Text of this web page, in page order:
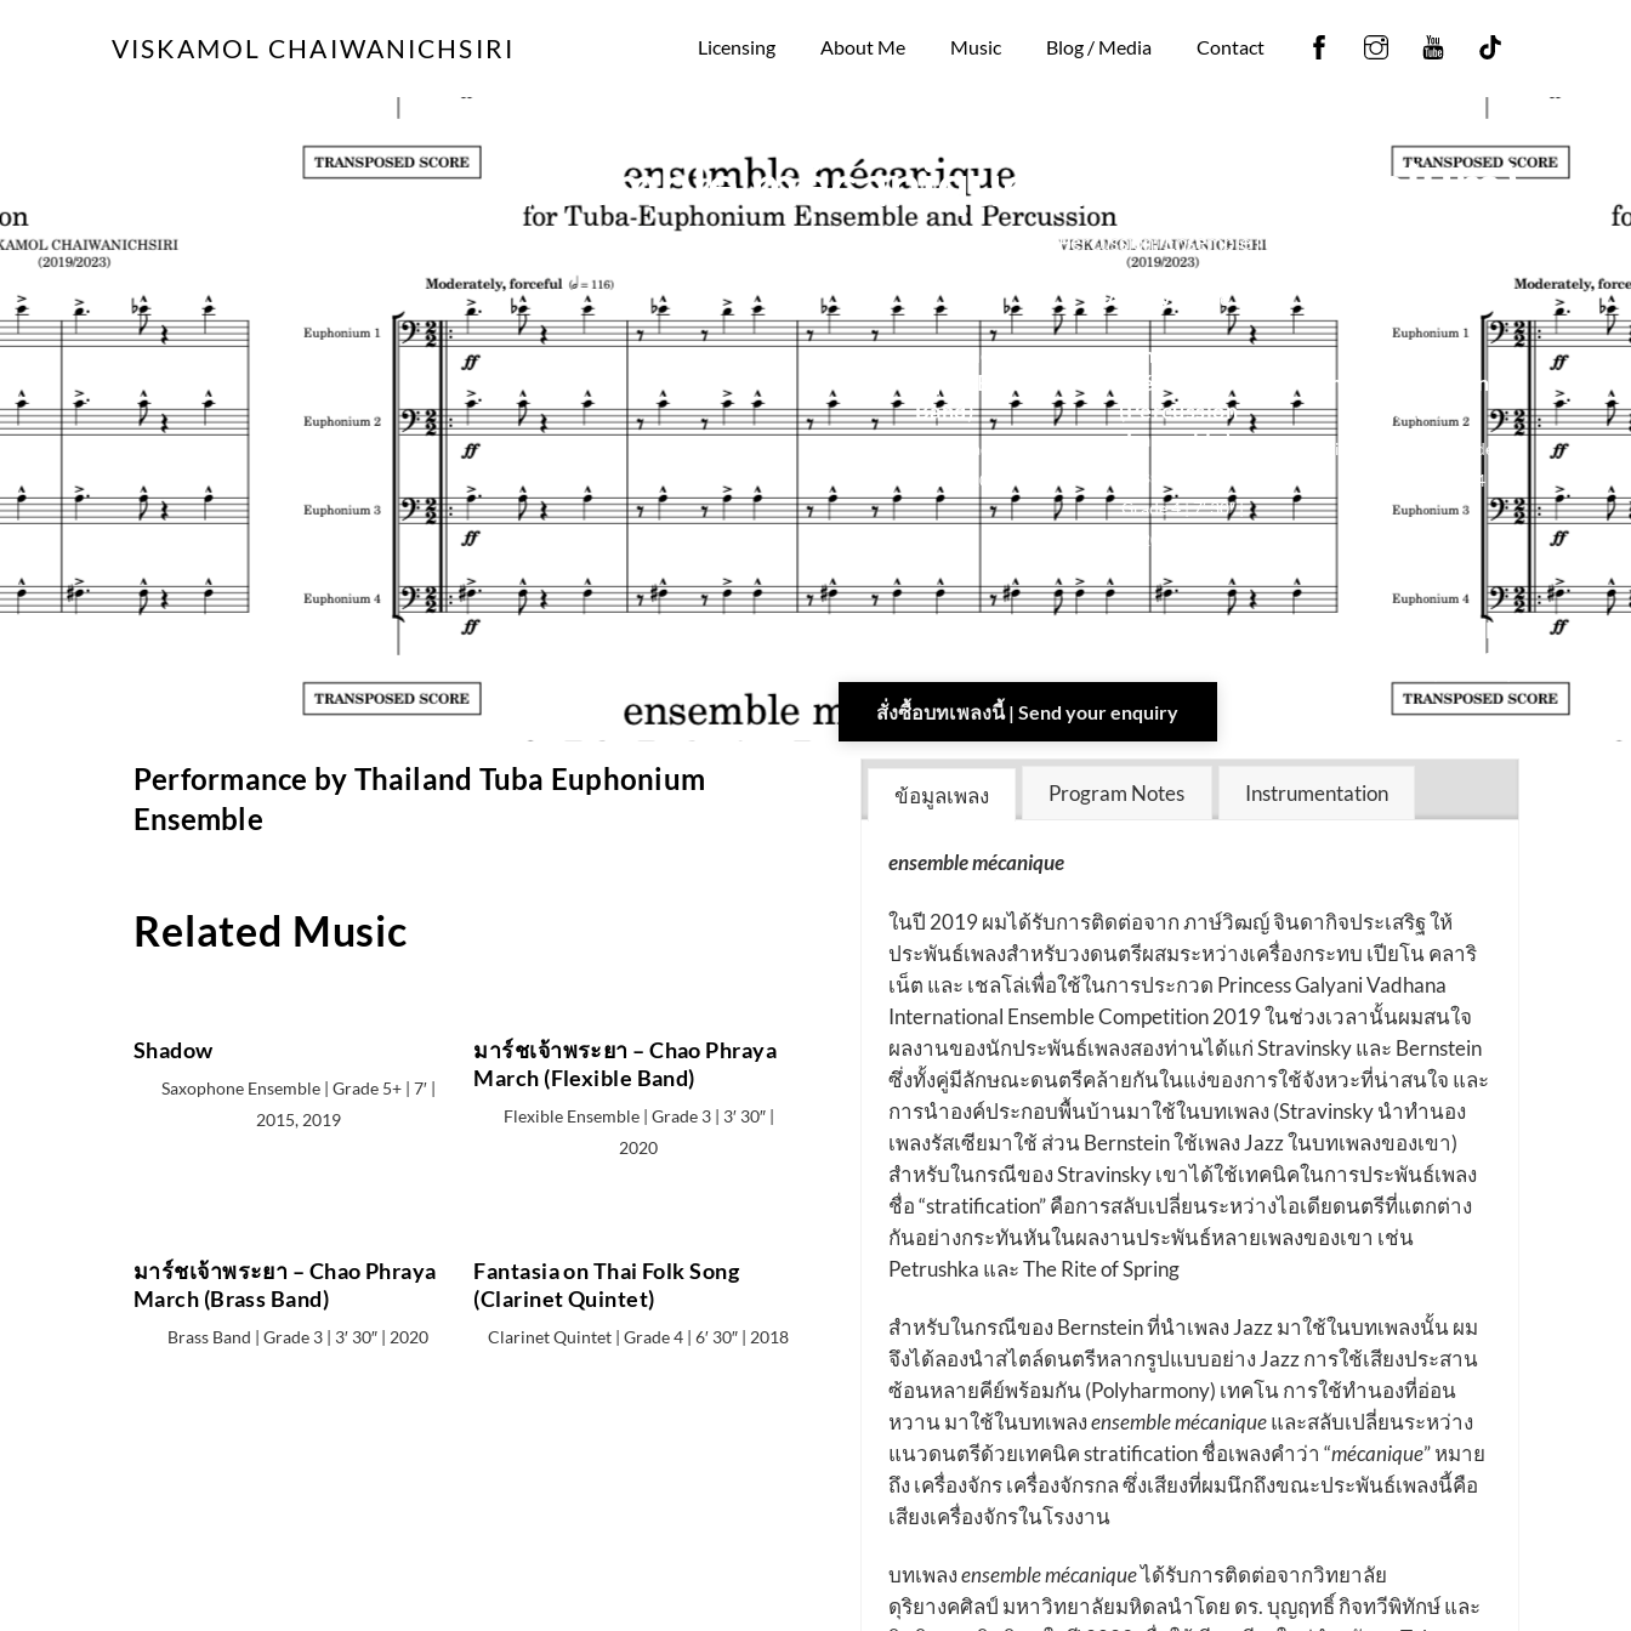
VISKAMOL CHAIWANICHSIRI FacebookInstagramYouTube
Licensing About Me Music Blog / Media Contact
ensemble mécanique (Tuba-Euphonium)
Tuba-Euphonium (+Percussion) Ensemble | Grade 4 | 7′ 30″ | 2019/2023
Also available ...
ensemble
mécanique (Brass
Band)
Brass Band | Grade 4 | 7′
30″ | 2019/2022
ensemble
mécanique
(Percussion
Ensemble)
Percussion Ensemble |
Grade 4 | 7′ 30″ |
2019/2020
mécanique (Wind
Ensemble)
Wind Ensemble | Grade 4 |
| 2019/2024
Score + Part (Digital PDF)
2,000
สั่งซื้อบทเพลงนี้ | Send your enquiry
Performance by Thailand Tuba Euphonium
Ensemble
Related Music
Shadow
Saxophone Ensemble | Grade 5+ | 7′ |
2015, 2019
มาร์ชเจ้าพระยา – Chao Phraya
March (Flexible Band)
Flexible Ensemble | Grade 3 | 3′ 30″ |
2020
มาร์ชเจ้าพระยา – Chao Phraya
March (Brass Band)
Brass Band | Grade 3 | 3′ 30″ | 2020
Fantasia on Thai Folk Song
(Clarinet Quintet)
Clarinet Quintet | Grade 4 | 6′ 30″ | 2018
ข้อมูลเพลง Program Notes Instrumentation
ensemble mécanique
ในปี 2019 ผมได้รับการติดต่อจาก ภาษ์วิฒญ์ จินดากิจประเสริฐ ให้
ประพันธ์เพลงสำหรับวงดนตรีผสมระหว่างเครื่องกระทบ เปียโน คลาริ
เน็ต และ เชลโล่เพื่อใช้ในการประกวด Princess Galyani Vadhana
International Ensemble Competition 2019 ในช่วงเวลานั้นผมสนใจ
ผลงานของนักประพันธ์เพลงสองท่านได้แก่ Stravinsky และ Bernstein
ซึ่งทั้งคู่มีลักษณะดนตรีคล้ายกันในแง่ของการใช้จังหวะที่น่าสนใจ และ
การนำองค์ประกอบพื้นบ้านมาใช้ในบทเพลง (Stravinsky นำทำนอง
เพลงรัสเซียมาใช้ ส่วน Bernstein ใช้เพลง Jazz ในบทเพลงของเขา)
สำหรับในกรณีของ Stravinsky เขาได้ใช้เทคนิคในการประพันธ์เพลง
ชื่อ “stratification” คือการสลับเปลี่ยนระหว่างไอเดียดนตรีที่แตกต่าง
กันอย่างกระทันหันในผลงานประพันธ์หลายเพลงของเขา เช่น
Petrushka และ The Rite of Spring
สำหรับในกรณีของ Bernstein ที่นำเพลง Jazz มาใช้ในบทเพลงนั้น ผม
จึงได้ลองนำสไตล์ดนตรีหลากรูปแบบอย่าง Jazz การใช้เสียงประสาน
ซ้อนหลายคีย์พร้อมกัน (Polyharmony) เทคโน การใช้ทำนองที่อ่อน
หวาน มาใช้ในบทเพลงensemble mécaniqueและสลับเปลี่ยนระหว่าง
แนวดนตรีด้วยเทคนิค stratification ชื่อเพลงคำว่า “mécanique” หมาย
ถึง เครื่องจักร เครื่องจักรกล ซึ่งเสียงที่ผมนึกถึงขณะประพันธ์เพลงนี้คือ
เสียงเครื่องจักรในโรงงาน
บทเพลงensemble mécaniqueได้รับการติดต่อจากวิทยาลัย
ดุริยางคศิลป์ มหาวิทยาลัยมหิดลนำโดย ดร. บุญฤทธิ์ กิจทวีพิทักษ์ และ